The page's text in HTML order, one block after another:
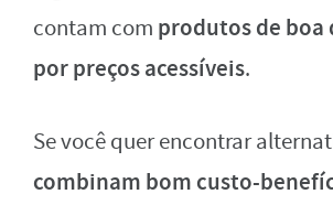
contam com produtos de boa
por preços acessíveis.
Se você quer encontrar
combinam bom custo-